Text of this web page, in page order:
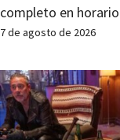
completo en
7 de agosto de 2026